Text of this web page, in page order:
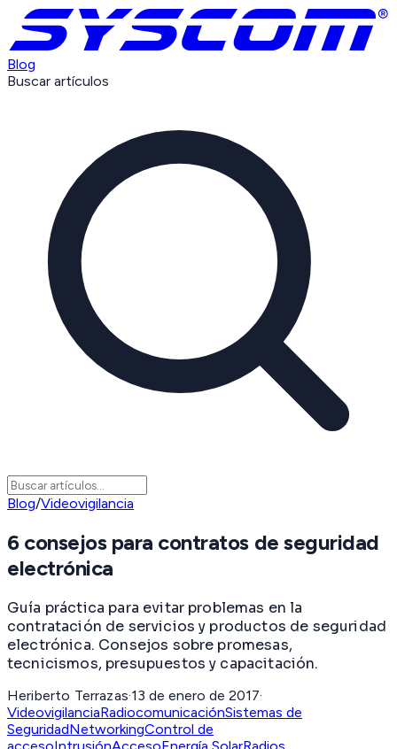
Blog
Buscar artículos
Blog/Videovigilancia
6 consejos para contratos de seguridad
electrónica
Guía práctica para evitar problemas en la
contratación de servicios y productos de seguridad
electrónica. Consejos sobre promesas,
tecnicismos, presupuestos y capacitación.
Heriberto Terrazas·13 de enero de 2017·
VideovigilanciaRadiocomunicaciónSistemas de
SeguridadNetworkingControl de